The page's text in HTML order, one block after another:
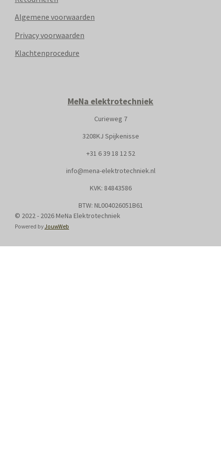
Algemene voorwaarden
Privacy voorwaarden
Klachtenprocedure
MeNa elektrotechniek
Curieweg 7
3208KJ Spijkenisse
+31 6 39 18 12 52
info@mena-elektrotechniek.nl
KVK: 84843586
BTW: NL004026051B61
© 2022 - 2026 MeNa Elektrotechniek
Powered by JouwWeb